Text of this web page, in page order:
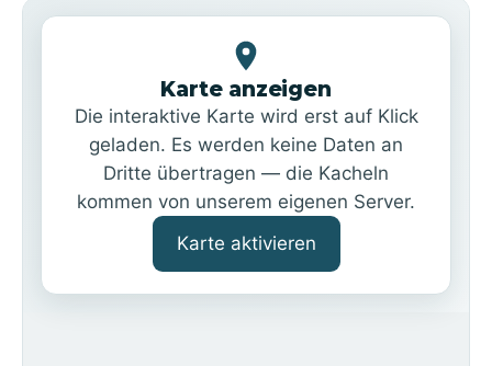
Karte anzeigen
Die interaktive Karte wird erst auf Klick
geladen. Es werden keine Daten an
Dritte übertragen — die Kacheln
kommen von unserem eigenen Server.
Karte aktivieren